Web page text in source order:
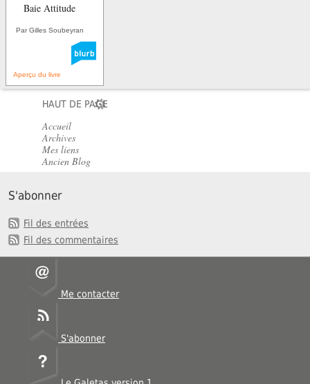
Baie Attitude
Par Gilles Soubeyran
Aperçu du livre
HAUT DE PAGE
Accueil
Archives
Mes liens
Ancien Blog
S'abonner
Fil des entrées
Fil des commentaires
Me contacter
S'abonner